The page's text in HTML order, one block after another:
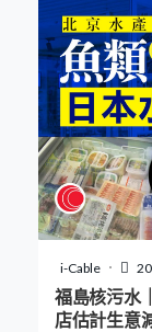
i-Cable
福島核污水
店估計生意